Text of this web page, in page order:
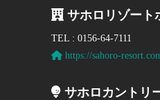
サホロリゾート
TEL : 0156-64-7111
https://sahoro-
サホロカントリ